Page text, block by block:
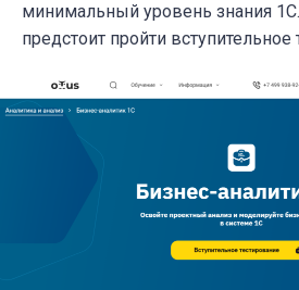
минимальный уровень знания
предстоит пройти вступительное